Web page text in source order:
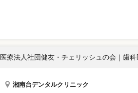
医療法人社団健友・チェリッシュの会 ｜ 歯科
湘南台デンタルクリニック